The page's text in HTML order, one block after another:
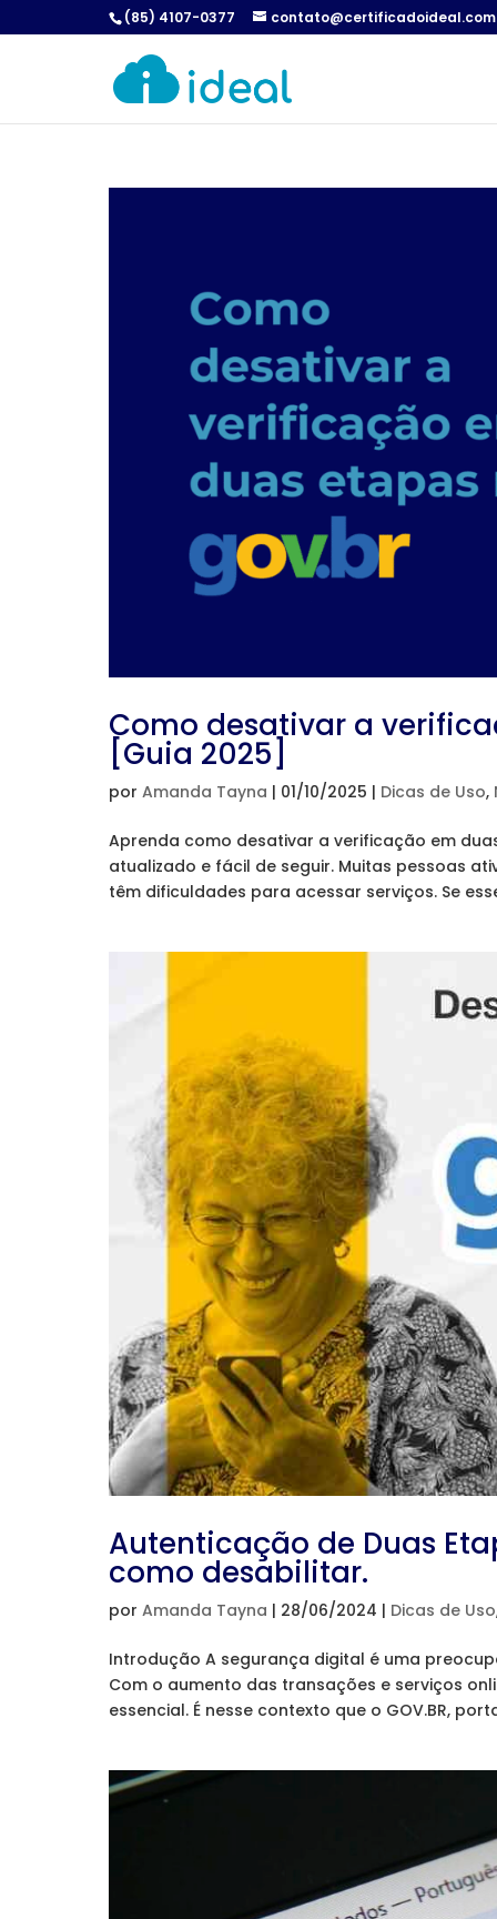
(85) 4107-0377
Como desativar a
[Guia 2025]
por Amanda Tayna | 01/10/2025 | Dicas de Uso,
Aprenda como desativar a verificação em
atualizado e fácil de seguir. Muitas pessoas
têm dificuldades para acessar serviços. Se
Autenticação de Duas
como desabilitar.
por Amanda Tayna | 28/06/2024 | Dicas de Uso
Introdução A segurança digital é uma
Com o aumento das transações e serviços
essencial. É nesse contexto que o GOV.BR,